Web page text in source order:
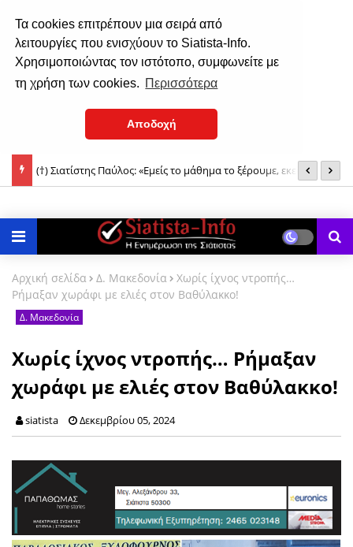
Τα cookies επιτρέπουν μια σειρά από
λειτουργίες που ενισχύουν το Siatista-Info.
Χρησιμοποιώντας τον ιστότοπο, συμφωνείτε με
τη χρήση των cookies. Περισσότερα
Αποδοχή
δεν το ξέρουν θα χάσουν...»
Η εορτή της Μεταμορφώσεως του Σωτήρος στην Ιερά Μονή
Αρχική σελίδα Δ. Μακεδονία
Χωρίς ίχνος ντροπής…
Ρήμαξαν χωράφι με ελιές στον Βαθύλακκο!
Δ. Μακεδονία
Χωρίς ίχνος ντροπής… Ρήμαξαν
χωράφι με ελιές στον Βαθύλακκο!
siatista Δεκεμβρίου 05, 2024